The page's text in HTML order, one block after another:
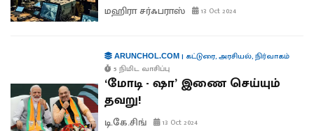
மஹிரா சர்ஃபராஸ் 13 Oct 2024
ARUNCHOL.COM| கட்டுரை,அரசியல்,நிர்வாகம்
5 நிமிட வாசிப்பு
‘மோடி - ஷா’ இணை செய்யும்
தவறு!
டி.கே.சிங் 13 Oct 2024